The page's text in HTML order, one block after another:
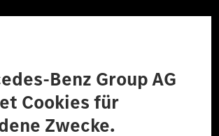
Group AG. Alle Rechte vorbehalten.